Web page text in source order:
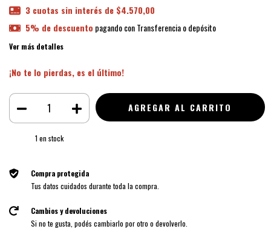
3 cuotas sin interés de $4.570,00
5% de descuento pagando con Transferencia o depósito
Ver más detalles
¡No te lo pierdas, es el último!
1 en stock
Compra protegida
Tus datos cuidados durante toda la compra.
Cambios y devoluciones
Si no te gusta, podés cambiarlo por otro o devolverlo.